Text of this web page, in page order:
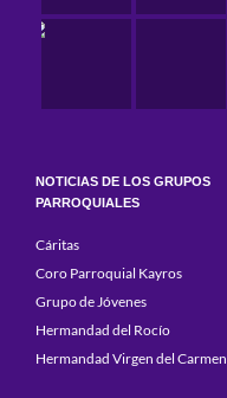
NOTICIAS DE LOS GRUPOS
PARROQUIALES
Cáritas
Coro Parroquial Kayros
Grupo de Jóvenes
Hermandad del Rocío
Hermandad Virgen del Carmen